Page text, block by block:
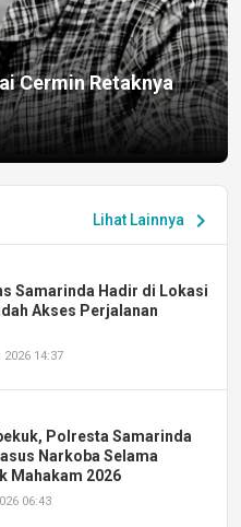
Cermin Retaknya
Lihat Lainnya chevron_right
Samarinda Hadir di Lokasi
Akses Perjalanan
14:37
Polresta Samarinda
Narkoba Selama
Mahakam 2026
06:43